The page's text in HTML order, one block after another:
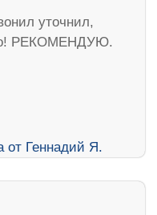
уточнил,
РЕКОМЕНДУЮ.